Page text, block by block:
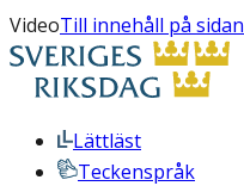
VideoTill innehåll på sidan
Lättläst
Teckenspråk